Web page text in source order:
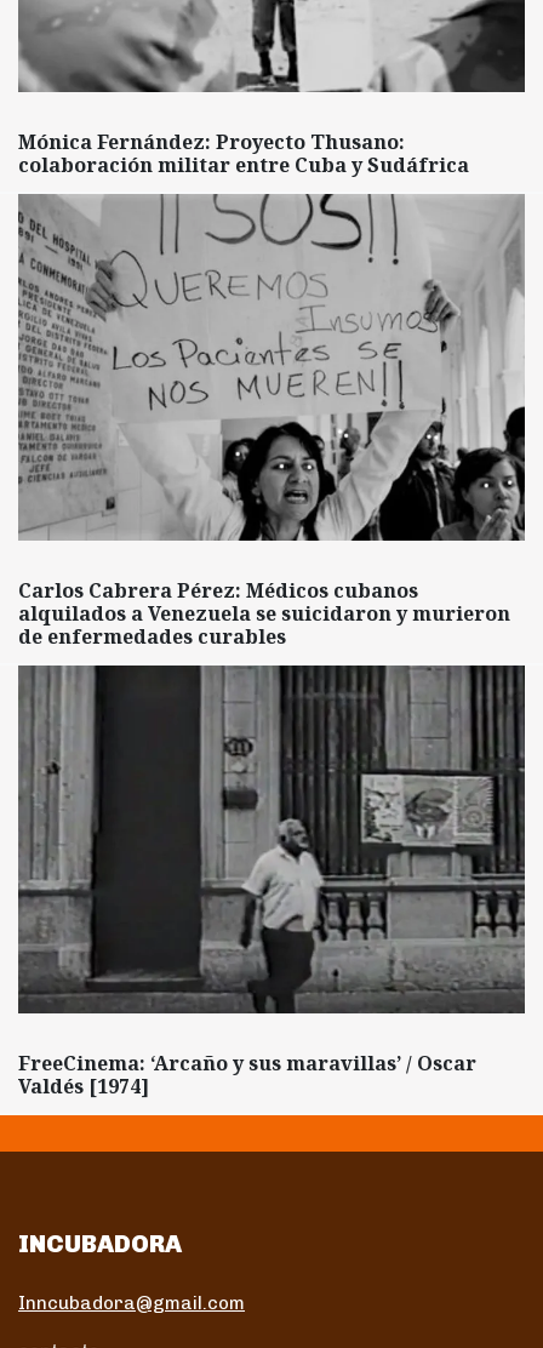
Mónica Fernández: Proyecto Thusano:
colaboración militar entre Cuba y Sudáfrica
Carlos Cabrera Pérez: Médicos cubanos
alquilados a Venezuela se suicidaron y murieron
de enfermedades curables
FreeCinema: ‘Arcaño y sus maravillas’ / Oscar
Valdés [1974]
INCUBADORA
Inncubadora@gmail.com